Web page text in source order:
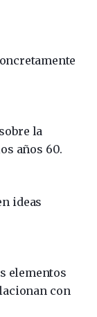
la
años 60.
ideas
elementos
con